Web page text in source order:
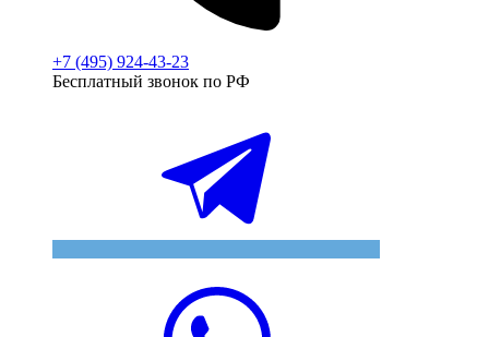
+7 (495) 924-43-23
Бесплатный звонок по РФ